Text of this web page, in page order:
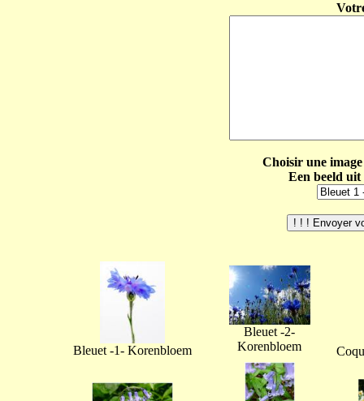
Choisir une
Een beeld
Bleuet -1- Korenbloem
Bleuet -2-
Korenbloem